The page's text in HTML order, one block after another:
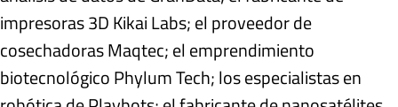
impresoras 3D Kikai Labs; el proveedor de
cosechadoras Maqtec; el emprendimiento
biotecnológico Phylum Tech; los especialistas en